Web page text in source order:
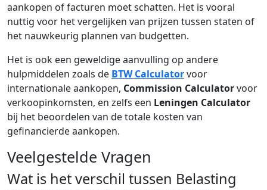
aankopen of facturen moet schatten. Het is vooral
nuttig voor het vergelijken van prijzen tussen staten of
het nauwkeurig plannen van budgetten.
Het is ook een geweldige aanvulling op andere
hulpmiddelen zoals de BTW Calculatorvoor
internationale aankopen, Commission Calculatorvoor
verkoopinkomsten, en zelfs een Leningen Calculator
bij het beoordelen van de totale kosten van
gefinancierde aankopen.
Veelgestelde Vragen
Wat is het verschil tussen Belasting